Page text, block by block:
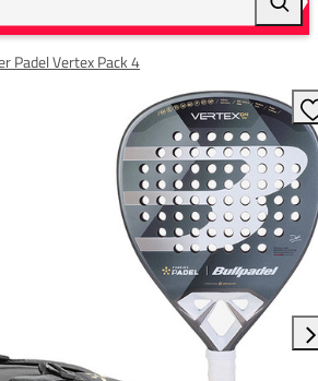
Padel Vertex Pack 4